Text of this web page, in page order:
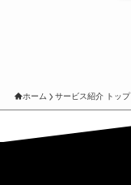
ホーム サービス紹介 トップ